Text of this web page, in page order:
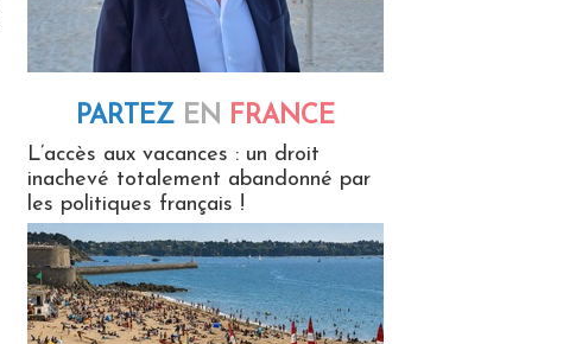
PARTEZ EN FRANCE
L’accès aux vacances : un droit
inachevé totalement abandonné par
les politiques français !